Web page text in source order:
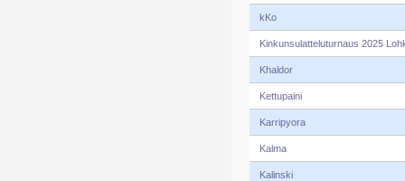
kKo
Kinkunsulatteluturnaus 2025
Khaldor
Kettupaini
Karripyora
Kalma
Kalinski